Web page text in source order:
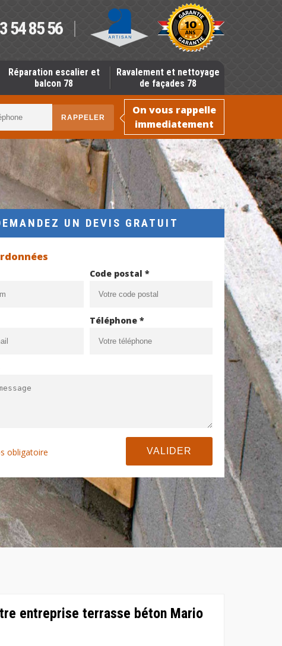
54 85 56
Réparation escalier et
balcon 78
Ravalement et nettoyage
de façades 78
On vous rappelle
immediatement
UN DEVIS GRATUIT
Code postal *
Téléphone *
obligatoire
entreprise terrasse béton Mario